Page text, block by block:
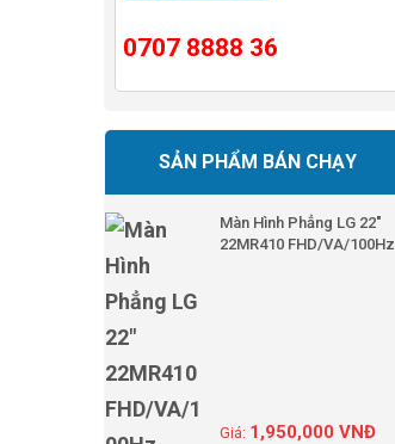
0707 8888 36
SẢN PHẨM BÁN CHẠY
Màn Hình Phẳng LG 22"
22MR410 FHD/VA/100Hz
1,950,000VNĐ